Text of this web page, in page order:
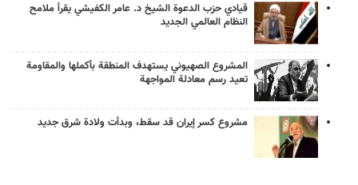
قيادي حزب الدعوة الشيخ د. عامر الكفيشي يقرأ ملامح
النظام العالمي الجديد
المشروع الصهيوني يستهدف المنطقة بأكملها والمقاومة
تعيد رسم معادلة المواجهة
مشروع كسر إيران قد سقط، وبدأت ولادة شرق جديد